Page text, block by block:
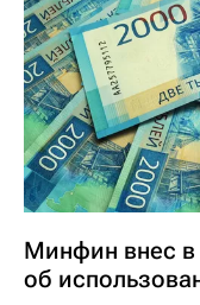
Минфин внес в
об